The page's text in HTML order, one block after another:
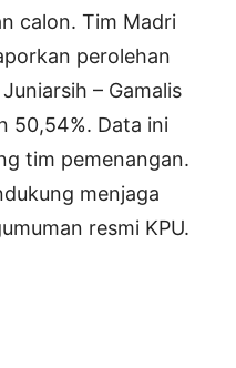
calon. Tim Madri
perolehan
– Gamalis
50,54%. Data ini
tim pemenangan.
menjaga
resmi KPU.